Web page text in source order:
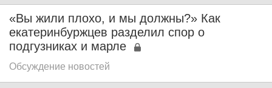
«Вы жили плохо, и мы должны?» Как
екатеринбуржцев разделил спор о
подгузниках и марле
Обсуждение новостей